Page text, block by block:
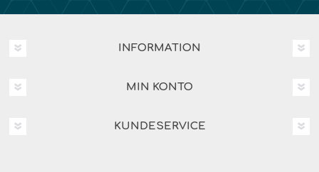
INFORMATION
MIN KONTO
KUNDESERVICE